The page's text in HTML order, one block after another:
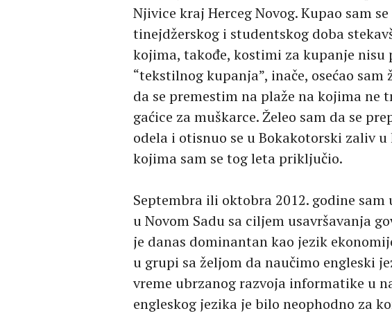
Njivice kraj Herceg Novog. Kupao sam
tinejdžerskog i studentskog doba
kojima, takođe, kostimi za kupanje nisu
“tekstilnog kupanja”, inače, osećao
da se premestim na plaže na kojima
gaćice za muškarce. Želeo sam da se
odela i otisnuo se u Bokakotorski zaliv
kojima sam se tog leta priključio.
Septembra ili oktobra 2012. godine
u Novom Sadu sa ciljem usavršavanja
je danas dominantan kao jezik
u grupi sa željom da naučimo engleski
vreme ubrzanog razvoja informatike u
engleskog jezika je bilo neophodno za